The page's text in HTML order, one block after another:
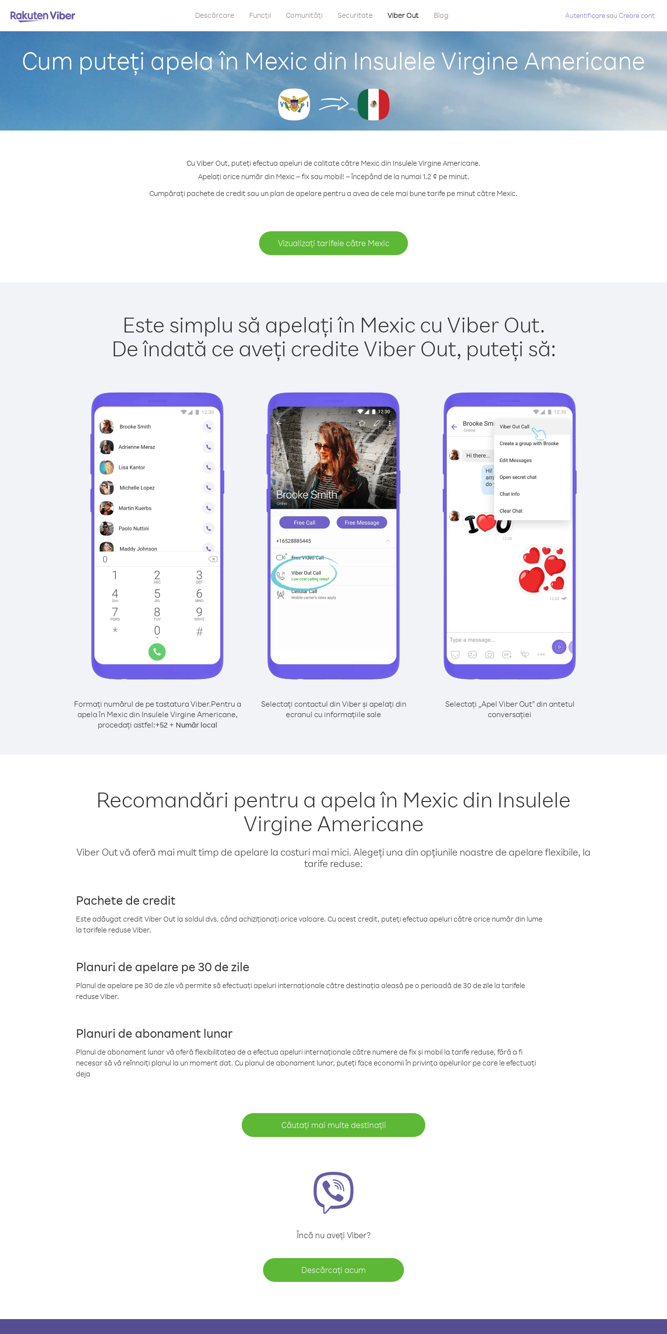
Descărcare Funcții Comunități Securitate Viber Out Blog Autentificaresau Creare cont
Cum puteți apela în Mexic din Insulele Virgine Americane
Cu Viber Out, puteți efectua apeluri de calitate către Mexic din Insulele Virgine Americane.
Apelați orice număr din Mexic – fix sau mobil! – începând de la numai 1.2 ¢ pe minut.
Cumpărați pachete de credit sau un plan de apelare pentru a avea de cele mai bune tarife pe minut către Mexic.
Vizualizați tarifele către Mexic
Este simplu să apelați în Mexic cu Viber Out.
De îndată ce aveți credite Viber Out, puteți să:
Formați numărul de pe tastatura Viber.Pentru a
apela în Mexic din Insulele Virgine Americane,
procedați astfel:+52+ Număr local
Selectați contactul din Viber și apelați din
ecranul cu informațiile sale
Selectați „Apel Viber Out” din antetul
conversației
Recomandări pentru a apela în Mexic din Insulele
Virgine Americane
Viber Out vă oferă mai mult timp de apelare la costuri mai mici. Alegeți una din opțiunile noastre de apelare flexibile, la
tarife reduse:
Pachete de credit
Este adăugat credit Viber Out la soldul dvs. când achiziționați orice valoare. Cu acest credit, puteți efectua apeluri către orice număr din lume
la tarifele reduse Viber.
Planuri de apelare pe 30 de zile
Planul de apelare pe 30 de zile vă permite să efectuați apeluri internaționale către destinația aleasă pe o perioadă de 30 de zile la tarifele
reduse Viber.
Planuri de abonament lunar
Planul de abonament lunar vă oferă flexibilitatea de a efectua apeluri internaționale către numere de fix și mobil la tarife reduse, fără a fi
necesar să vă reînnoiți planul la un moment dat. Cu planul de abonament lunar, puteți face economii în privința apelurilor pe care le efectuați
deja
Căutați mai multe destinații
Încă nu aveți Viber?
Descărcați acum